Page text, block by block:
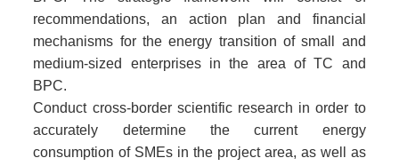
recommendations, an action plan and financial
mechanisms for the energy transition of small and
medium-sized enterprises in the area of TC and
BPC.
Conduct cross-border scientific research in order to
accurately determine the current energy
consumption of SMEs in the project area, as well as